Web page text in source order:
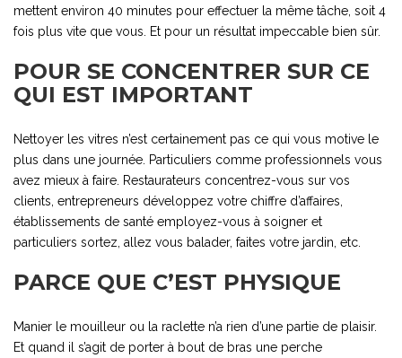
mettent environ 40 minutes pour effectuer la même tâche, soit 4
fois plus vite que vous. Et pour un résultat impeccable bien sûr.
POUR SE CONCENTRER SUR CE
QUI EST IMPORTANT
Nettoyer les vitres n’est certainement pas ce qui vous motive le
plus dans une journée. Particuliers comme professionnels vous
avez mieux à faire. Restaurateurs concentrez-vous sur vos
clients, entrepreneurs développez votre chiffre d’affaires,
établissements de santé employez-vous à soigner et
particuliers sortez, allez vous balader, faites votre jardin, etc.
PARCE QUE C’EST PHYSIQUE
Manier le mouilleur ou la raclette n’a rien d’une partie de plaisir.
Et quand il s’agit de porter à bout de bras une perche